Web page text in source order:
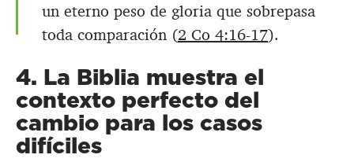
un eterno peso de gloria que sobrepasa
toda comparación (2 Co 4:16-17).
4. La Biblia muestra el
contexto perfecto del
cambio para los casos
difíciles